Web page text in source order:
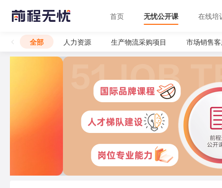
首页 无忧公开课 在线培
全部 人力资源 生产物流采购项目 市场销售